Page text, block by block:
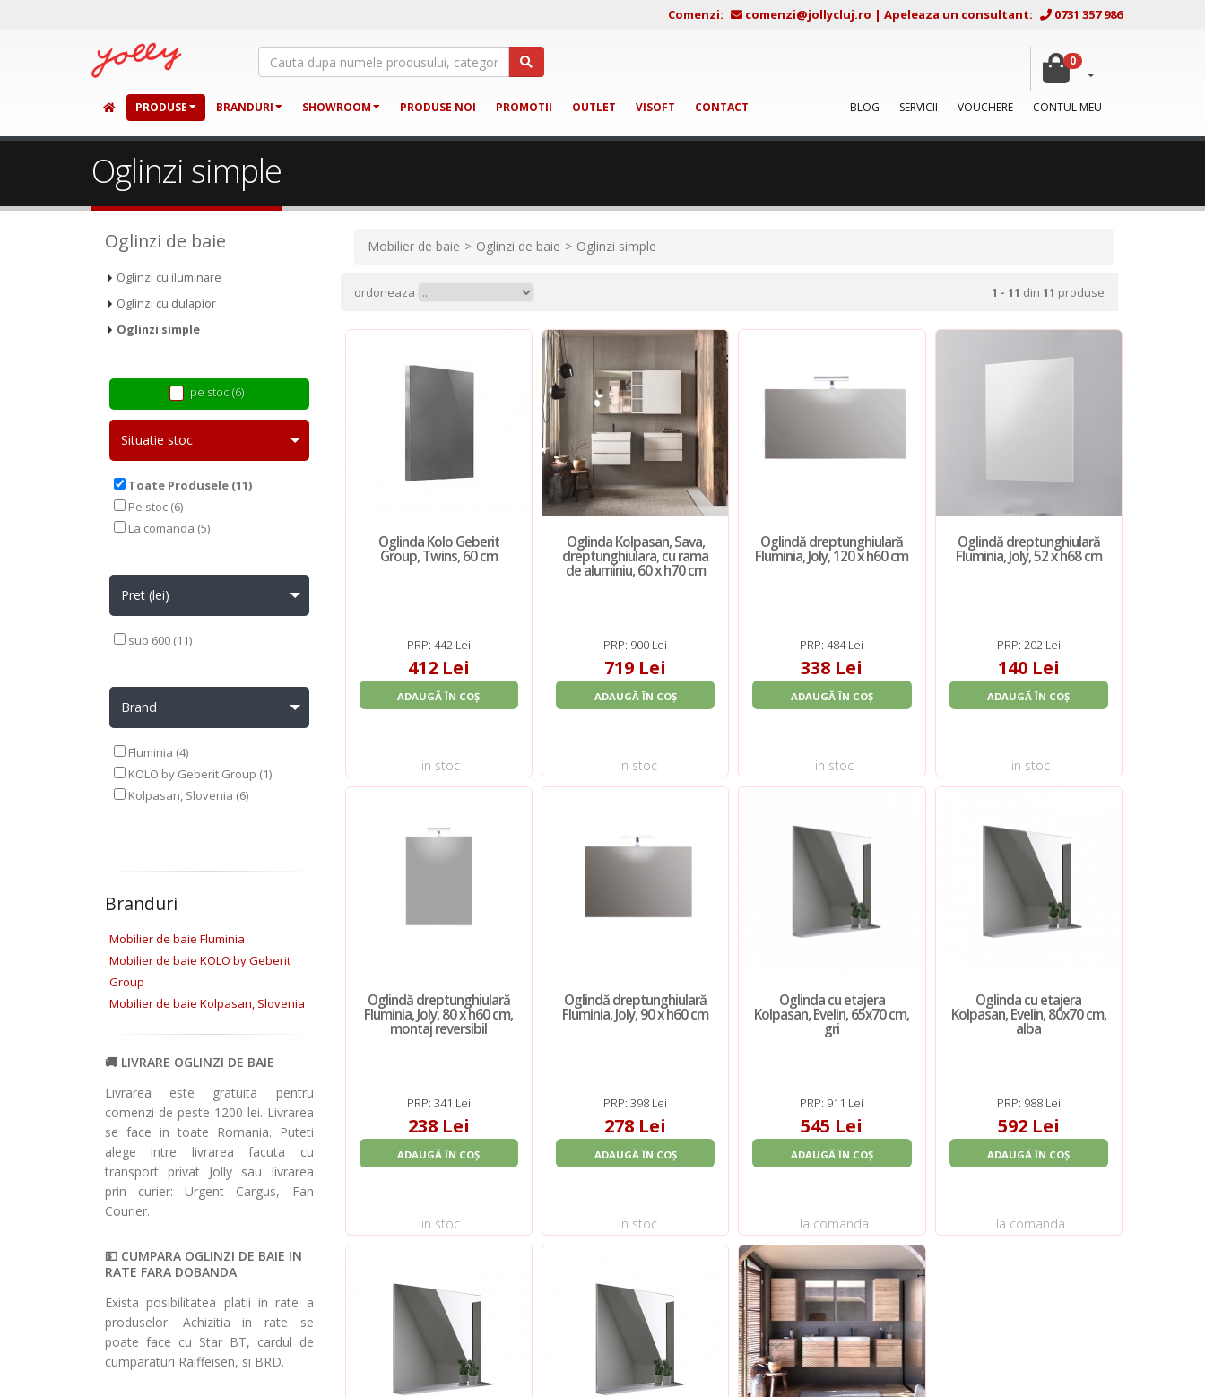
Comenzi: comenzi@jollycluj.ro | Apeleaza un consultant: 0731 357 986
0
PRODUSE BRANDURI SHOWROOM PRODUSE NOI PROMOTII OUTLET VISOFT CONTACT BLOG SERVICII VOUCHERE CONTUL MEU
Oglinzi simple
Oglinzi de baie
Oglinzi cu iluminare
Oglinzi cu dulapior
Oglinzi simple
pe stoc (6)
Situatie stoc
Toate Produsele (11)
Pe stoc (6)
La comanda (5)
Pret (lei)
sub 600 (11)
Brand
Fluminia (4)
KOLO by Geberit Group (1)
Kolpasan, Slovenia (6)
Branduri
Mobilier de baie Fluminia
Mobilier de baie KOLO by Geberit
Group
Mobilier de baie Kolpasan, Slovenia
LIVRARE OGLINZI DE BAIE
Livrarea este gratuita pentru
comenzi de peste 1200 lei. Livrarea
se face in toate Romania. Puteti
alege intre livrarea facuta cu
transport privat Jolly sau livrarea
prin curier: Urgent Cargus, Fan
Courier.
CUMPARA OGLINZI DE BAIE IN
RATE FARA DOBANDA
Exista posibilitatea platii in rate a
produselor. Achizitia in rate se
poate face cu Star BT, cardul de
cumparaturi Raiffeisen, si BRD.
Mobilier de baie Oglinzi de baie Oglinzi simple
ordoneaza 1 - 11 din 11 produse
Oglinda Kolo Geberit
Group, Twins, 60 cm
PRP: 442 Lei
412 Lei
ADAUGĂ ÎN COȘ
in stoc
Oglinda Kolpasan, Sava,
dreptunghiulara, cu rama
de aluminiu, 60 x h70 cm
PRP: 900 Lei
719 Lei
ADAUGĂ ÎN COȘ
in stoc
Oglindă dreptunghiulară
Fluminia, Joly, 120 x h60 cm
PRP: 484 Lei
338 Lei
ADAUGĂ ÎN COȘ
in stoc
Oglindă dreptunghiulară
Fluminia, Joly, 52 x h68 cm
PRP: 202 Lei
140 Lei
ADAUGĂ ÎN COȘ
in stoc
Oglindă dreptunghiulară
Fluminia, Joly, 80 x h60 cm,
montaj reversibil
PRP: 341 Lei
238 Lei
ADAUGĂ ÎN COȘ
in stoc
Oglindă dreptunghiulară
Fluminia, Joly, 90 x h60 cm
PRP: 398 Lei
278 Lei
ADAUGĂ ÎN COȘ
in stoc
Oglinda cu etajera
Kolpasan, Evelin, 65x70 cm,
gri
PRP: 911 Lei
545 Lei
ADAUGĂ ÎN COȘ
la comanda
Oglinda cu etajera
Kolpasan, Evelin, 80x70 cm,
alba
PRP: 988 Lei
592 Lei
ADAUGĂ ÎN COȘ
la comanda